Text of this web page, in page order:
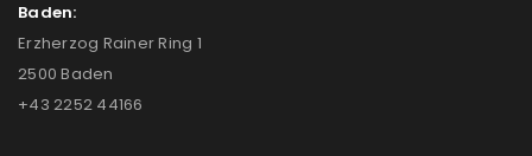
Baden:
Erzherzog Rainer Ring 1
2500 Baden
+43 2252 44166